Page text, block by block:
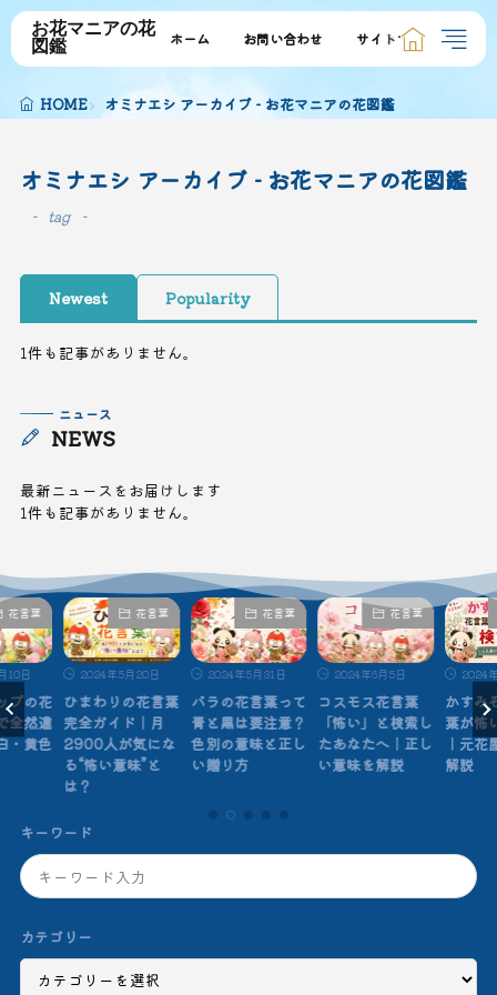
お花マニアの花
図鑑
ホーム お問い合わせ サイトマップ
HOME オミナエシ アーカイブ - お花マニアの花図鑑
オミナエシ アーカイブ - お花マニアの花図鑑
tag
Newest Popularity
1件も記事がありません。
NEWS
ニュース
最新ニュースをお届けします
1件も記事がありません。
花言葉
10日
プの花
全然違
・黄色
花言葉
2024年5月20日
ひまわりの花言葉
完全ガイド｜月
2900人が気にな
る“怖い意味”と
は？
花言葉
2024年5月31日
バラの花言葉って
青と黒は要注意？
色別の意味と正し
い贈り方
花言葉
2024年6月5日
コスモス花言葉
「怖い」と検索し
たあなたへ｜正し
い意味を解説
2024
かすみ
葉が怖
｜元花
解説
キーワード
カテゴリー